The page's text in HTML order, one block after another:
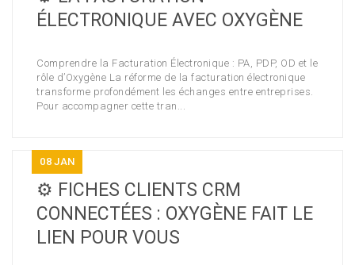
ÉLECTRONIQUE AVEC OXYGÈNE
Comprendre la Facturation Électronique : PA, PDP, OD et le
rôle d’Oxygène La réforme de la facturation électronique
transforme profondément les échanges entre entreprises.
Pour accompagner cette tran...
08 JAN
⚙️ FICHES CLIENTS CRM
CONNECTÉES : OXYGÈNE FAIT LE
LIEN POUR VOUS